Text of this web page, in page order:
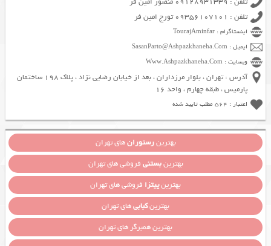
تلفن : 09356107101 تورج امین فر
اینستاگرام : TourajAminfar
ایمیل : SasanParto@Ashpazkhaneha.Com
وبسایت : Www.Ashpazkhaneha.Com
آدرس : تهران ، بلوار مرزداران ، بعد از خیابان رضایی نژاد ، پلاک 198 ساختمان
پارمیس ، طبقه چهارم ، واحد 16
اعتبار : 564 مطلب تایید شده
بهترینرستورانهای تهران
بهترینبستنی فروشی های تهران
بهترینپیتزا فروشی های تهران
بهترینکبابیهای تهران
بهترین همبرگر های تهران